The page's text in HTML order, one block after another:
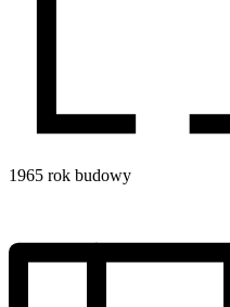
1965 rok budowy